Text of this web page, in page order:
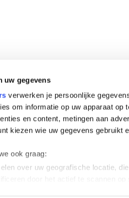
uw gegevens
verwerken je persoonlijke
om informatie op uw apparaat op
en content, metingen aan
kiezen wie uw gegevens gebruikt
ook graag:
over uw geografische locatie,